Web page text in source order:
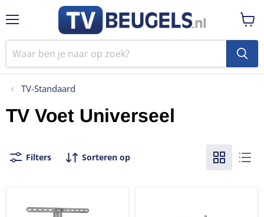
TV-Standaard
TV Voet Universeel
Filters Sorteren op